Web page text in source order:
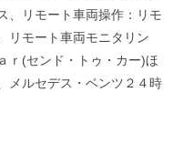
、リモート車両操作：リモ
リモート車両モニタリン
ｒ(センド・トゥ・カー)ほ
メルセデス・ベンツ２４時